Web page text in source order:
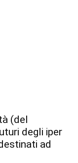
(del
degli iper
ad